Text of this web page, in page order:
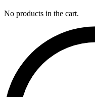
No products in the cart.